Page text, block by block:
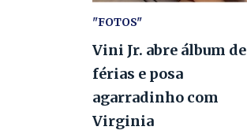
"FOTOS"
Vini Jr. abre álbum de
férias e posa
agarradinho com
Virginia